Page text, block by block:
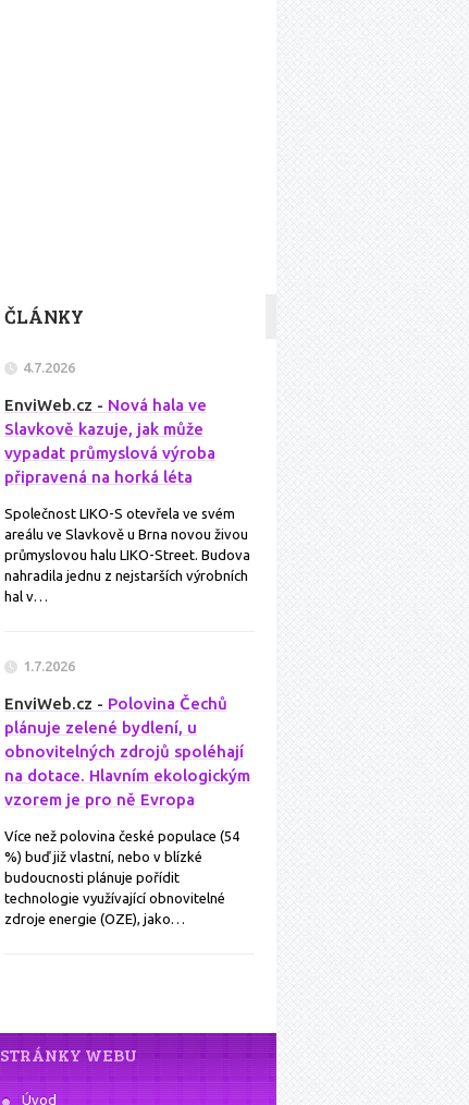
ČLÁNKY
4.7.2026
EnviWeb.cz - Nová hala ve
Slavkově kazuje, jak může
vypadat průmyslová výroba
připravená na horká léta
Společnost LIKO-S otevřela ve svém
areálu ve Slavkově u Brna novou živou
průmyslovou halu LIKO-Street. Budova
nahradila jednu z nejstarších výrobních
hal v…
1.7.2026
EnviWeb.cz - Polovina Čechů
plánuje zelené bydlení, u
obnovitelných zdrojů spoléhají
na dotace. Hlavním ekologickým
vzorem je pro ně Evropa
Více než polovina české populace (54
%) buď již vlastní, nebo v blízké
budoucnosti plánuje pořídit
technologie využívající obnovitelné
zdroje energie (OZE), jako…
STRÁNKY WEBU
Úvod